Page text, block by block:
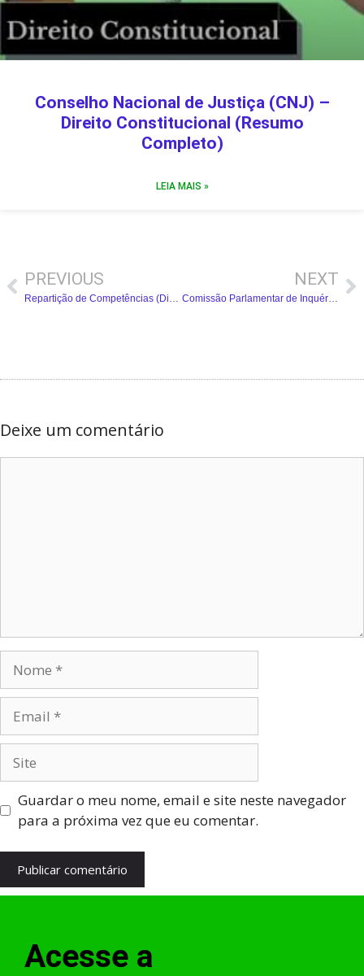
Conselho Nacional de Justiça (CNJ) –
Direito Constitucional (Resumo
Completo)
LEIA MAIS »
PREVIOUS
Repartição de Competências (Direito Constitucional) – Resumo Completo
NEXT
Comissão Parlamentar de Inquérito (CPI) – Direito Constitucional (Resumo Completo)
Deixe um comentário
Guardar o meu nome, email e site neste navegador
para a próxima vez que eu comentar.
Acesse a